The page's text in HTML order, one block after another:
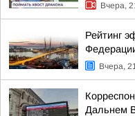
Вчера,
Рейтинг
Вчера,
Дальнем